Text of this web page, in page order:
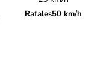
Rafales50 km/h